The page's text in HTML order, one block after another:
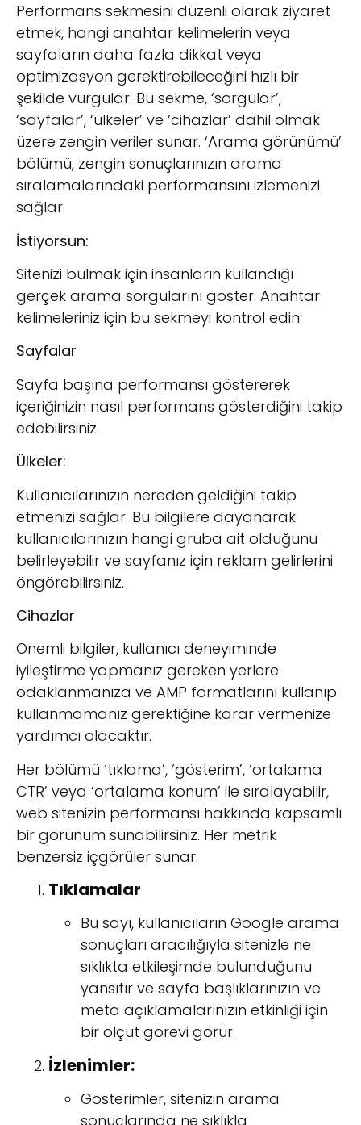
Performans sekmesini düzenli olarak ziyaret
etmek, hangi anahtar kelimelerin veya
sayfaların daha fazla dikkat veya
optimizasyon gerektirebileceğini hızlı bir
şekilde vurgular. Bu sekme, ‘sorgular’,
‘sayfalar’, ‘ülkeler’ ve ‘cihazlar’ dahil olmak
üzere zengin veriler sunar. ‘Arama görünümü’
bölümü, zengin sonuçlarınızın arama
sıralamalarındaki performansını izlemenizi
sağlar.
İstiyorsun:
Sitenizi bulmak için insanların kullandığı
gerçek arama sorgularını göster. Anahtar
kelimeleriniz için bu sekmeyi kontrol edin.
Sayfalar
Sayfa başına performansı göstererek
içeriğinizin nasıl performans gösterdiğini takip
edebilirsiniz.
Ülkeler:
Kullanıcılarınızın nereden geldiğini takip
etmenizi sağlar. Bu bilgilere dayanarak
kullanıcılarınızın hangi gruba ait olduğunu
belirleyebilir ve sayfanız için reklam gelirlerini
öngörebilirsiniz.
Cihazlar
Önemli bilgiler, kullanıcı deneyiminde
iyileştirme yapmanız gereken yerlere
odaklanmanıza ve AMP formatlarını kullanıp
kullanmamanız gerektiğine karar vermenize
yardımcı olacaktır.
Her bölümü ‘tıklama’, ‘gösterim’, ‘ortalama
CTR’ veya ‘ortalama konum’ ile sıralayabilir,
web sitenizin performansı hakkında kapsamlı
bir görünüm sunabilirsiniz. Her metrik
benzersiz içgörüler sunar:
Tıklamalar
Bu sayı, kullanıcıların Google arama
sonuçları aracılığıyla sitenizle ne
sıklıkta etkileşimde bulunduğunu
yansıtır ve sayfa başlıklarınızın ve
meta açıklamalarınızın etkinliği için
bir ölçüt görevi görür.
İzlenimler:
Gösterimler, sitenizin arama
sonuçlarında ne sıklıkla